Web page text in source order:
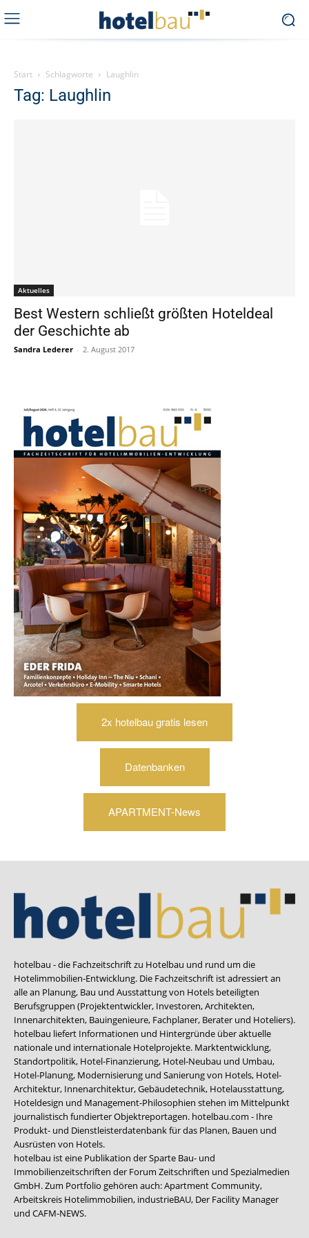
Start Schlagworte Laughlin
Tag: Laughlin
Aktuelles
Best Western schließt größten Hoteldeal
der Geschichte ab
Sandra Lederer - 2. August 2017
2x hotelbau gratis lesen
Datenbanken
APARTMENT-News
hotelbau - die Fachzeitschrift zu Hotelbau und rund um die
Hotelimmobilien-Entwicklung. Die Fachzeitschrift ist adressiert an
alle an Planung, Bau und Ausstattung von Hotels beteiligten
Berufsgruppen (Projektentwickler, Investoren, Architekten,
Innenarchitekten, Bauingenieure, Fachplaner, Berater und Hoteliers).
hotelbau liefert Informationen und Hintergründe über aktuelle
nationale und internationale Hotelprojekte. Marktentwicklung,
Standortpolitik, Hotel-Finanzierung, Hotel-Neubau und Umbau,
Hotel-Planung, Modernisierung und Sanierung von Hotels, Hotel-
Architektur, Innenarchitektur, Gebäudetechnik, Hotelausstattung,
Hoteldesign und Management-Philosophien stehen im Mittelpunkt
journalistisch fundierter Objektreportagen. hotelbau.com - Ihre
Produkt- und Dienstleisterdatenbank für das Planen, Bauen und
Ausrüsten von Hotels.
hotelbau ist eine Publikation der Sparte Bau- und
Immobilienzeitschriften der Forum Zeitschriften und Spezialmedien
GmbH. Zum Portfolio gehören auch:Apartment Community,
Arbeitskreis Hotelimmobilien, industrieBAU, Der Facility Manager
und CAFM-NEWS.